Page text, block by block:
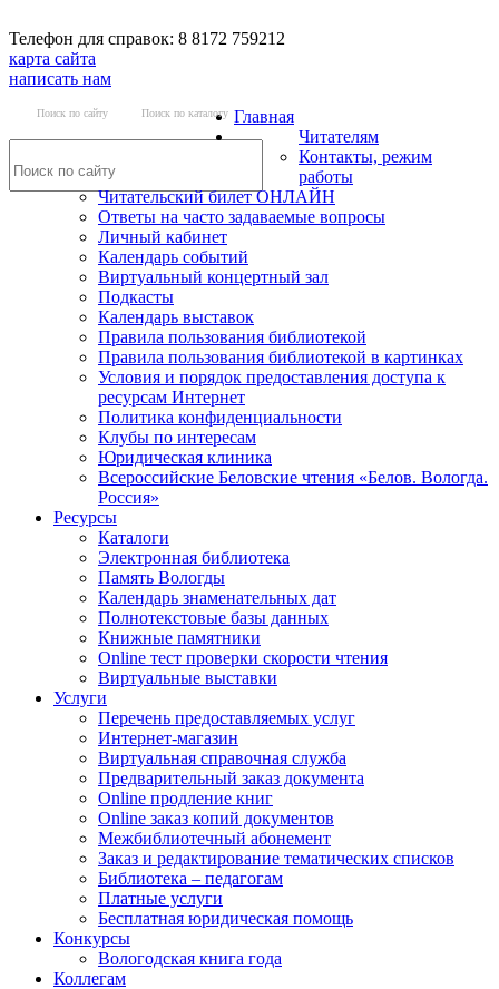
Телефон для справок: 8 8172 759212
карта сайта
написать нам
Поиск по сайту Поиск по каталогу Главная
Читателям
Контакты, режим
работы
Читательский билет ОНЛАЙН
Ответы на часто задаваемые вопросы
Личный кабинет
Календарь событий
Виртуальный концертный зал
Подкасты
Календарь выставок
Правила пользования библиотекой
Правила пользования библиотекой в картинках
Условия и порядок предоставления доступа к
ресурсам Интернет
Политика конфиденциальности
Клубы по интересам
Юридическая клиника
Всероссийские Беловские чтения «Белов. Вологда.
Россия»
Ресурсы
Каталоги
Электронная библиотека
Память Вологды
Календарь знаменательных дат
Полнотекстовые базы данных
Книжные памятники
Online тест проверки скорости чтения
Виртуальные выставки
Услуги
Перечень предоставляемых услуг
Интернет-магазин
Виртуальная справочная служба
Предварительный заказ документа
Online продление книг
Online заказ копий документов
Межбиблиотечный абонемент
Заказ и редактирование тематических списков
Библиотека – педагогам
Платные услуги
Бесплатная юридическая помощь
Конкурсы
Вологодская книга года
Коллегам